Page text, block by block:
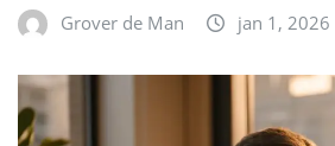
Grover de Man jan 1, 2026